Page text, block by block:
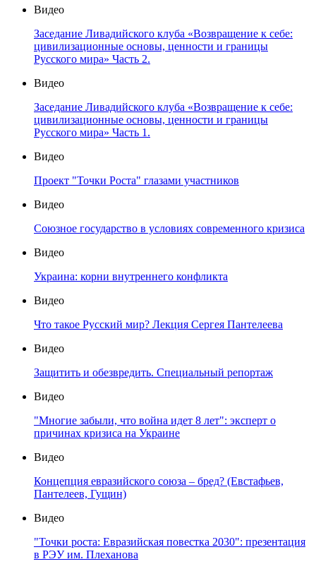
Видео
Заседание Ливадийского клуба «Возвращение к себе:
цивилизационные основы, ценности и границы
Русского мира» Часть 2.
Видео
Заседание Ливадийского клуба «Возвращение к себе:
цивилизационные основы, ценности и границы
Русского мира» Часть 1.
Видео
Проект "Точки Роста" глазами участников
Видео
Союзное государство в условиях современного кризиса
Видео
Украина: корни внутреннего конфликта
Видео
Что такое Русский мир? Лекция Сергея Пантелеева
Видео
Защитить и обезвредить. Специальный репортаж
Видео
"Многие забыли, что война идет 8 лет": эксперт о
причинах кризиса на Украине
Видео
Концепция евразийского союза – бред? (Евстафьев,
Пантелеев, Гущин)
Видео
"Точки роста: Евразийская повестка 2030": презентация
в РЭУ им. Плеханова